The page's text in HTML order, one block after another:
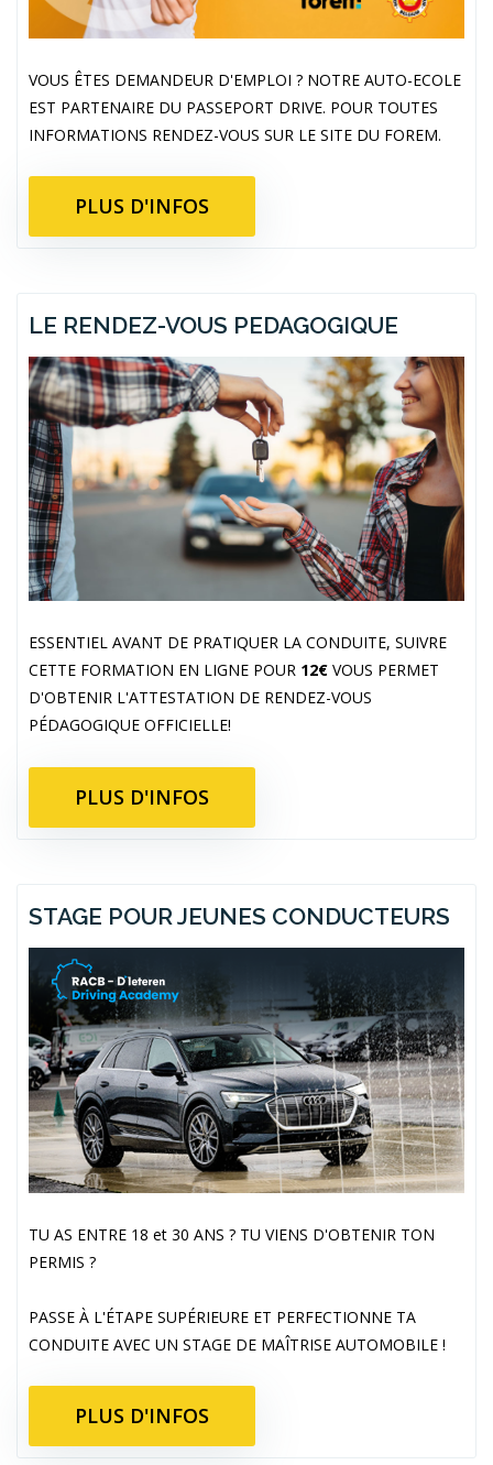
VOUS ÊTES DEMANDEUR D'EMPLOI ? NOTRE AUTO-ECOLE
EST PARTENAIRE DU PASSEPORT DRIVE. POUR TOUTES
INFORMATIONS RENDEZ-VOUS SUR LE SITE DU FOREM.
PLUS D'INFOS
LE RENDEZ-VOUS PEDAGOGIQUE
ESSENTIEL AVANT DE PRATIQUER LA CONDUITE, SUIVRE
CETTE FORMATION EN LIGNE POUR 12€ VOUS PERMET
D'OBTENIR L'ATTESTATION DE RENDEZ-VOUS
PÉDAGOGIQUE OFFICIELLE!
PLUS D'INFOS
STAGE POUR JEUNES CONDUCTEURS
TU AS ENTRE 18 et 30 ANS ? TU VIENS D'OBTENIR TON
PERMIS ?
PASSE À L'ÉTAPE SUPÉRIEURE ET PERFECTIONNE TA
CONDUITE AVEC UN STAGE DE MAÎTRISE AUTOMOBILE !
PLUS D'INFOS